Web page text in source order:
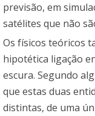
previsão, em
satélites que não
Os físicos teóricos
hipotética ligação
escura. Segundo
que estas duas
distintas, de uma